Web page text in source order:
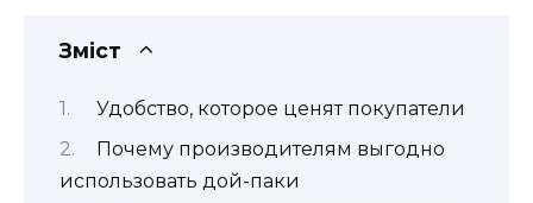
Зміст
Удобство, которое ценят покупатели
Почему производителям выгодно
использовать дой-паки